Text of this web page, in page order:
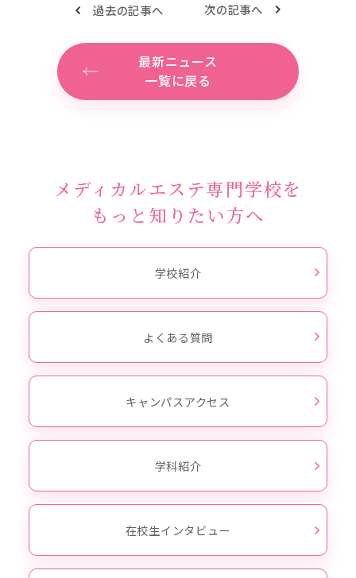
過去の記事へ 次の記事へ
最新ニュース
一覧に戻る
メディカルエステ専門学校を
もっと知りたい方へ
学校紹介
よくある質問
キャンパスアクセス
学科紹介
在校生インタビュー